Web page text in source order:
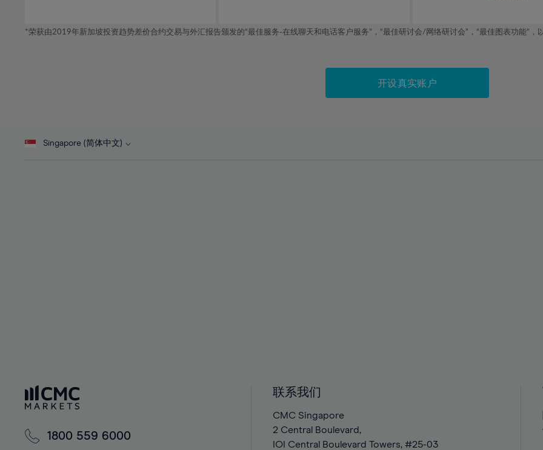
*荣获由2019年新加坡投资趋势差价合约交易与外汇报告颁发的“最佳服务-在线聊天和电话客户服务”，“最佳研讨会/网络研讨会”，“最佳图表功能”，
开设真实账户
Singapore (简体中文)
1800 559 6000
联系我们
CMC Singapore
2 Central Boulevard,
IOI Central Boulevard Towers, #25-03